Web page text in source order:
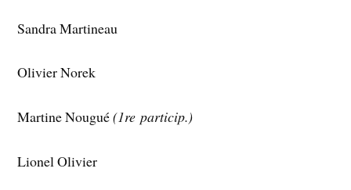
Sandra Martineau
Olivier Norek
Martine Nougué(1re particip.)
Lionel Olivier